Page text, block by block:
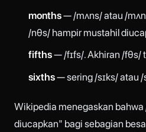
months— /mʌns/ atau /
/nθs/ hampir mustahil
fifths— /fɪfs/. Akhiran /fθs/
sixths— sering /sɪks/ atau /
Wikipedia menegaskan
diucapkan" bagi sebagian